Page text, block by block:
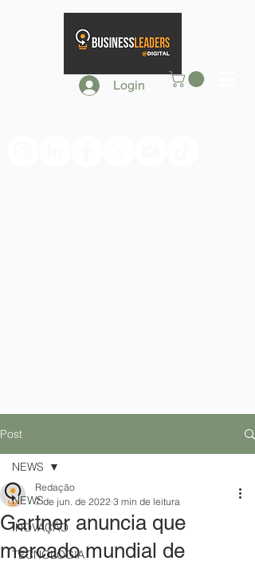
Login
Post
NEWS
INOVAÇÃO
TECNOLOGIA
NEWS
Gartner anuncia que
mercado mundial de
Redação
7 de jun. de 2022 3 min de leitura